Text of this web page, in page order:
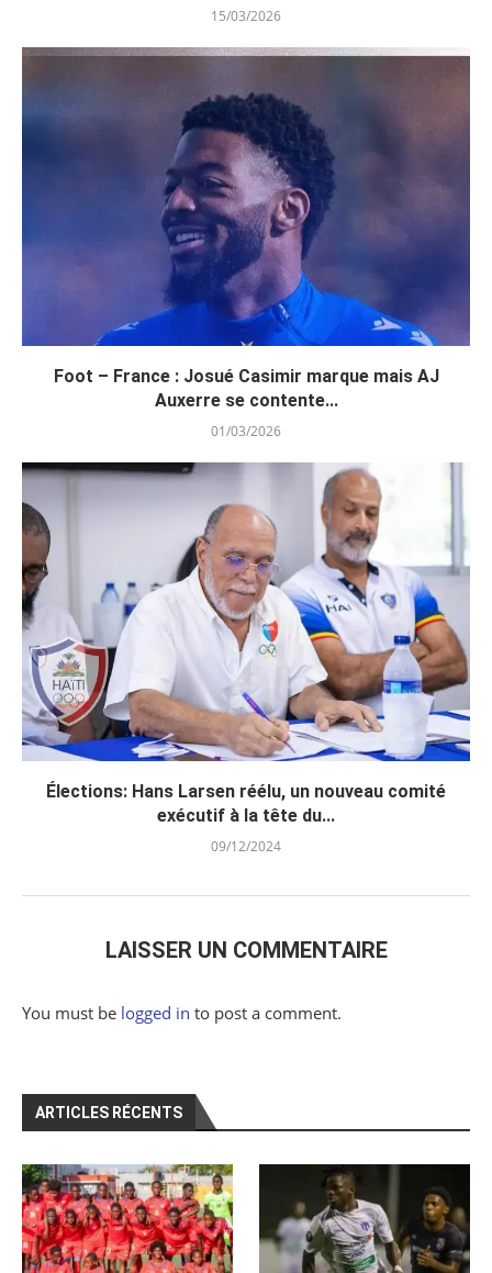
15/03/2026
Foot – France : Josué Casimir marque mais AJ
Auxerre se contente...
01/03/2026
Élections: Hans Larsen réélu, un nouveau comité
exécutif à la tête du...
09/12/2024
LAISSER UN COMMENTAIRE
You must be logged in to post a comment.
ARTICLES RÉCENTS